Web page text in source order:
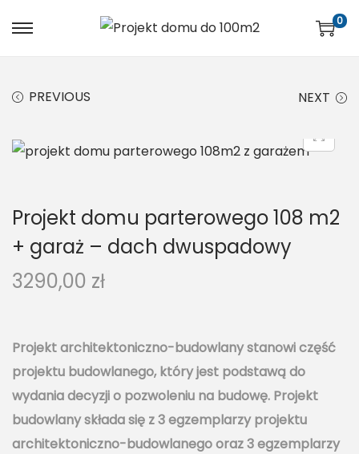
0
PREVIOUS NEXT
Projekt domu parterowego 108 m2
+ garaż – dach dwuspadowy
3290,00 zł
Projekt architektoniczno-budowlany stanowi część
projektu budowlanego, który jest podstawą do
wydania decyzji o pozwoleniu na budowę. Projekt
budowlany składa się z 3 egzemplarzy projektu
architektoniczno-budowlanego oraz 3 egzemplarzy